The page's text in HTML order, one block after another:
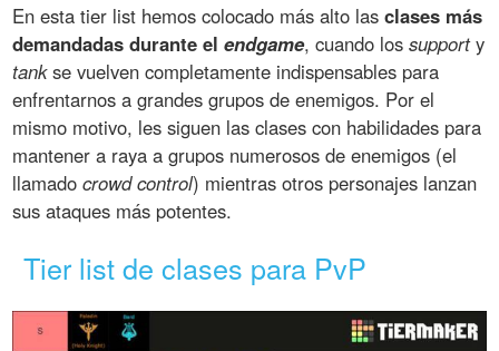
En esta tier list hemos colocado más alto lasclases más
demandadas durante elendgame, cuando lossupporty
tankse vuelven completamente indispensables para
enfrentarnos a grandes grupos de enemigos. Por el
mismo motivo, les siguen las clases con habilidades para
mantener a raya a grupos numerosos de enemigos (el
llamadocrowd control) mientras otros personajes lanzan
sus ataques más potentes.
Tier list de clases para PvP